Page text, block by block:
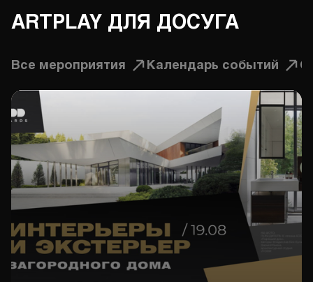
ARTPLAY ДЛЯ ДОСУГА
Все мероприятия Календарь событий